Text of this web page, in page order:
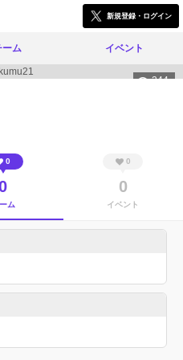
新規登録・ログイン
ーム イベント
244
0
ム
0
0
イベント